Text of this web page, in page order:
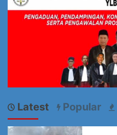
Latest Popular